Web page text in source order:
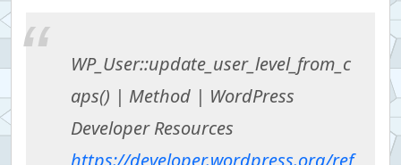
WP_User::update_user_level_from_c
aps() | Method | WordPress
Developer Resources
https://developer.wordpress.org/ref